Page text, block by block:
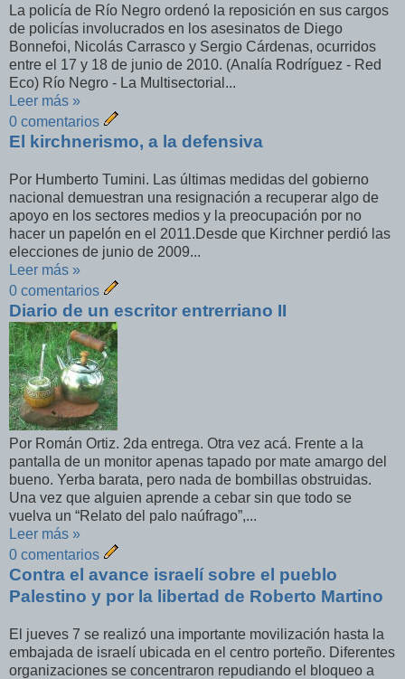
La policía de Río Negro ordenó la reposición en sus cargos
de policías involucrados en los asesinatos de Diego
Bonnefoi, Nicolás Carrasco y Sergio Cárdenas, ocurridos
entre el 17 y 18 de junio de 2010. (Analía Rodríguez - Red
Eco) Río Negro - La Multisectorial...
Leer más »
0 comentarios
El kirchnerismo, a la defensiva
Por Humberto Tumini. Las últimas medidas del gobierno
nacional demuestran una resignación a recuperar algo de
apoyo en los sectores medios y la preocupación por no
hacer un papelón en el 2011.Desde que Kirchner perdió las
elecciones de junio de 2009...
Leer más »
0 comentarios
Diario de un escritor entrerriano II
Por Román Ortiz. 2da entrega. Otra vez acá. Frente a la
pantalla de un monitor apenas tapado por mate amargo del
bueno. Yerba barata, pero nada de bombillas obstruidas.
Una vez que alguien aprende a cebar sin que todo se
vuelva un “Relato del palo naúfrago”,...
Leer más »
0 comentarios
Contra el avance israelí sobre el pueblo
Palestino y por la libertad de Roberto Martino
El jueves 7 se realizó una importante movilización hasta la
embajada de israelí ubicada en el centro porteño. Diferentes
organizaciones se concentraron repudiando el bloqueo a